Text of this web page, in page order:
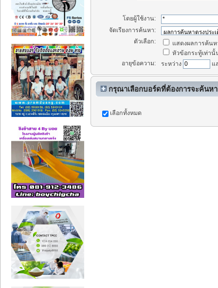
โดยผู้ใช้งาน:
จัดเรียงการค้นหา:
ตัวเลือก:
แสดงผลการค้น
หัวข้อกระทู้เท่านั้
อายุข้อความ:
ระหว่าง แ
กรุณาเลือกบอร์ดที่ต้องการจะค้นห
เลือกทั้งหมด